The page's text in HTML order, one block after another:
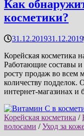
Как
косметики?
31.12.201931.12.2019
Корейская косметика
Работающие составы и
росту продаж во всем
количеству подделок.
интернет-магазинах и
Корейская косметика /
волосами /Уход за